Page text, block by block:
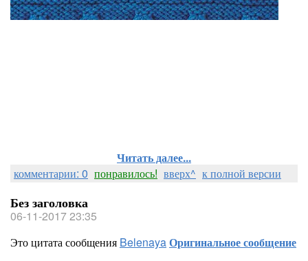
Читать далее...
комментарии: 0 понравилось! вверх^ к полной версии
Без заголовка
06-11-2017 23:35
Это цитата сообщения BelenayaОригинальное сообщение